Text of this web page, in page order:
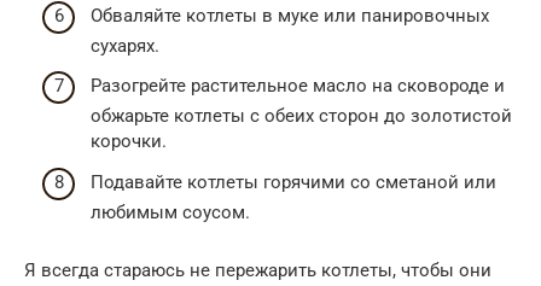
Обваляйте котлеты в муке или панировочных
сухарях.
Разогрейте растительное масло на сковороде и
обжарьте котлеты с обеих сторон до золотистой
корочки.
Подавайте котлеты горячими со сметаной или
любимым соусом.
Я всегда стараюсь не пережарить котлеты, чтобы они